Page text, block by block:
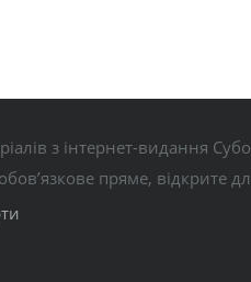
з інтернет-видання
пряме, відкрите